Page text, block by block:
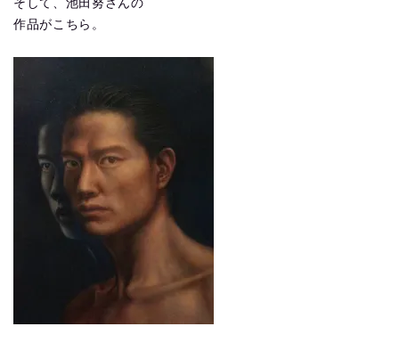
そして、池田努さんの
作品がこちら。